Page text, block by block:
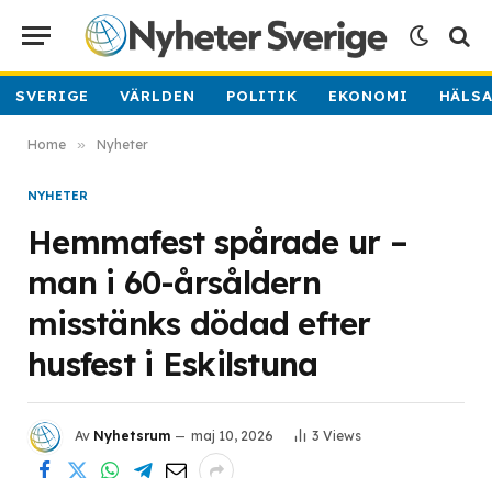
SVERIGE VÄRLDEN POLITIK EKONOMI
Home » Nyheter
NYHETER
Hemmafest spårade ur –
man i 60-årsåldern
misstänks dödad efter
husfest i Eskilstuna
Av Nyhetsrum maj 10, 2026 3 Views